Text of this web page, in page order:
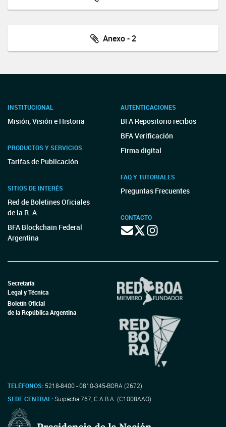
Anexo - 2
INSTITUCIONAL
Misión, Visión e Historia
PRODUCTOS Y SERVICIOS
Tarifas de Publicación
SITIOS DE INTERÉS
Red de Boletines Oficiales
de la R. A.
BFA Blockchain Federal
Argentina
AUTENTICACIONES
BFA Repositorio recibos
BFA Verificación
Firma digital
FAQ Y TUTORIALES
Preguntas Frecuentes
CONTACTO
Secretaría
Legal y Técnica
Boletín Oficial
de la República Argentina
TELÉFONOS: 5218-8400 - 0810-345-BORA (2672)
SEDE CENTRAL:Suipacha 767, C.A.B.A. (C1008AAO)